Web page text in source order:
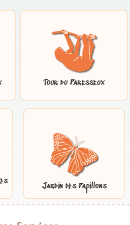
Tour du Paresseux
Jardin des Papillons